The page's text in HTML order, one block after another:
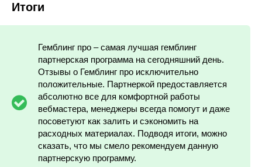
Итоги
Гемблинг про – самая лучшая гемблинг
партнерская программа на сегодняшний день.
Отзывы о Гемблинг про исключительно
положительные. Партнеркой предоставляется
абсолютно все для комфортной работы
вебмастера, менеджеры всегда помогут и даже
посоветуют как залить и сэкономить на
расходных материалах. Подводя итоги, можно
сказать, что мы смело рекомендуем данную
партнерскую программу.